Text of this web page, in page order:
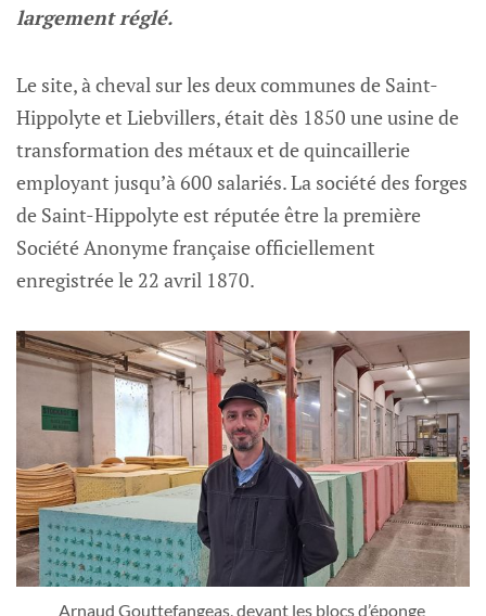
largement réglé.
Le site, à cheval sur les deux communes de Saint-
Hippolyte et Liebvillers, était dès 1850 une usine de
transformation des métaux et de quincaillerie
employant jusqu’à 600 salariés. La société des forges
de Saint-Hippolyte est réputée être la première
Société Anonyme française officiellement
enregistrée le 22 avril 1870.
Arnaud Gouttefangeas, devant les blocs d’éponge